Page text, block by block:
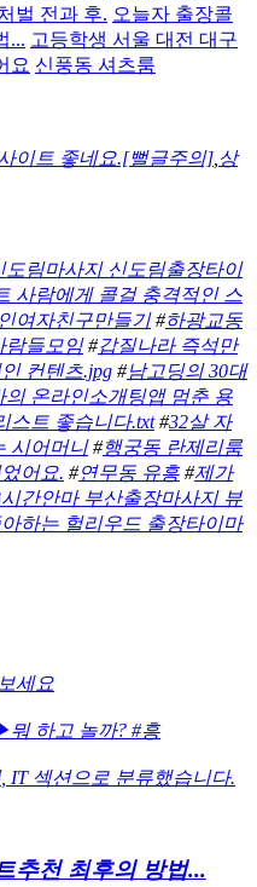
벌 전과 후. 오늘자 출장콜
... 고등학생 서울 대전 대구
요 신풍동 셔츠룸
이트 좋네요.[뻘글주의] 상
도림마사지 신도림출장타이
사람에게 콜걸 충격적인 스
여자친구만들기#하광교동
람들모임#갑질나라 즉석만
컨텐츠.jpg #남고딩의 30대
의 온라인소개팅앱 멈춘 용
스트 좋습니다.txt#32살 자
시어머니#행궁동 란제리룸
어요. #연무동 유흥#제가
간안마 부산출장마사지 뷰
하는 헐리우드 출장타이마
세요
뭐 하고 놀까? #흥
, IT섹션으로 분류했습니다.
추천 최후의 방법...